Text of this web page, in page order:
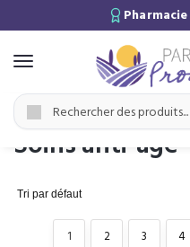
/ Soins de la Peau / Soins
Soins anti-âge
1 2 3 4